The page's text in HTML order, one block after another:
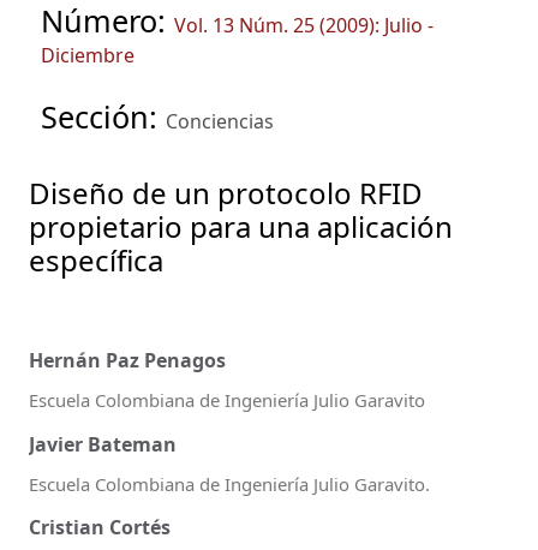
Número: Vol. 13 Núm. 25 (2009): Julio -
Diciembre
Sección: Conciencias
Diseño de un protocolo RFID
propietario para una aplicación
específica
Hernán Paz Penagos
Escuela Colombiana de Ingeniería Julio Garavito
Javier Bateman
Escuela Colombiana de Ingeniería Julio Garavito.
Cristian Cortés